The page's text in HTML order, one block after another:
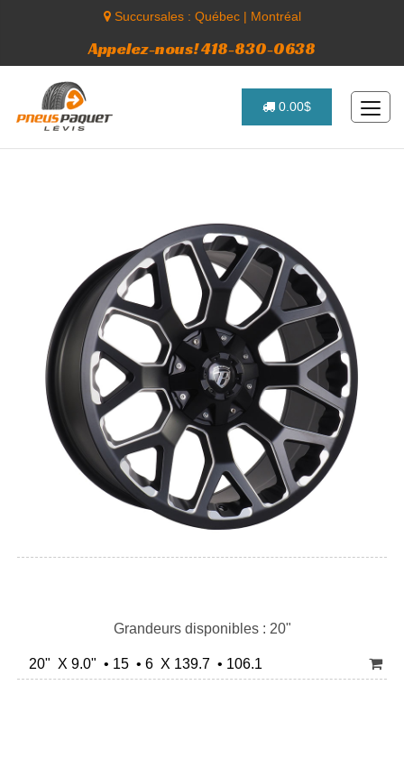
Succursales : Québec| Montréal
Appelez-nous! 418-830-0638
0.00$
Grandeurs disponibles : 20"
20" X 9.0" • 15 • 6 X 139.7 • 106.1